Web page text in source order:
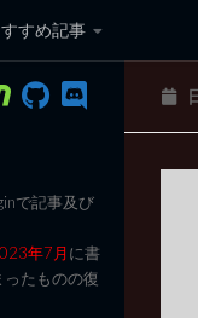
すめ記事
ピュー
で記事及び
年7月に書
たものの復